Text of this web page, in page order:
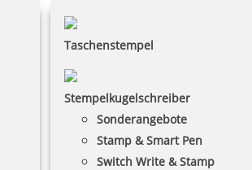
Taschenstempel
Stempelkugelschreiber
Sonderangebote
Stamp & Smart Pen
Switch Write & Stamp